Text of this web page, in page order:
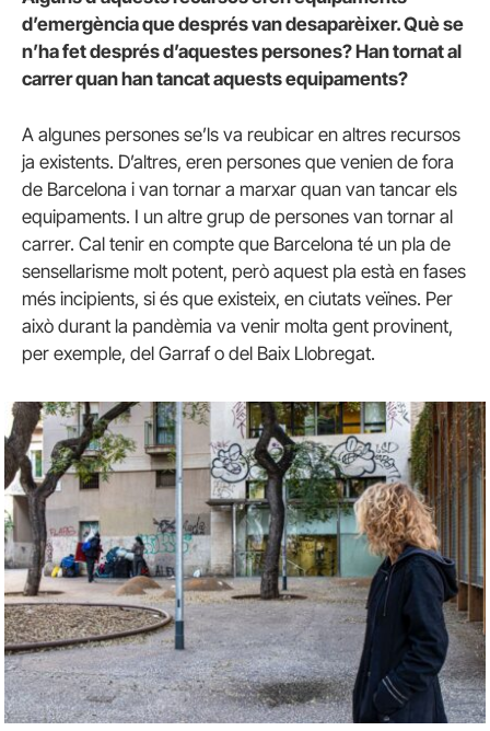
d’emergència que després van desaparèixer. Què se
n’ha fet després d’aquestes persones? Han tornat al
carrer quan han tancat aquests equipaments?
A algunes persones se’ls va reubicar en altres recursos
ja existents. D’altres, eren persones que venien de fora
de Barcelona i van tornar a marxar quan van tancar els
equipaments. I un altre grup de persones van tornar al
carrer. Cal tenir en compte que Barcelona té un pla de
sensellarisme molt potent, però aquest pla està en fases
més incipients, si és que existeix, en ciutats veïnes. Per
això durant la pandèmia va venir molta gent provinent,
per exemple, del Garraf o del Baix Llobregat.